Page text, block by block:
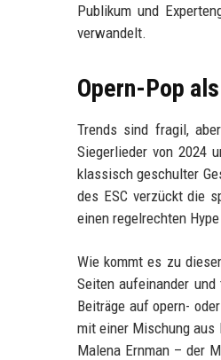
Publikum und
verwandelt.
Opern-Pop
Trends sind fragil,
Siegerlieder von 2024
klassisch geschulter
des ESC verzückt die
einen regelrechten
Wie kommt es zu
Seiten aufeinander
Beiträge auf opern-
mit einer Mischung aus
Malena Ernman – der